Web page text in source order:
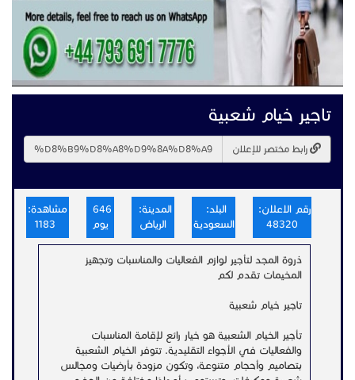
تاجير خيام شعبية
رابط مختصر للإعلان
رقم الاعلان:
48320
البلد:
السعودية
المدينة:
الرياض
646
يوم
مشاهدة:
ذروة المجد لتأجير لوازم الفعاليات والمناسبات وتجهيز
المخيمات تقدم لكم
تاجير خيام شعبية
تأجير الخيام الشعبية هو خيار رائع لإقامة المناسبات
والفعاليات في الأجواء التقليدية. تتوفر الخيام الشعبية
بتصاميم وأحجام متنوعة، وتكون مزودة بأرضيات ومجالس